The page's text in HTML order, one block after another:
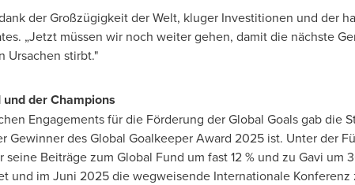
der Großzügigkeit der Welt, kluger Investitionen und der
„Jetzt müssen wir noch weiter gehen, damit die nächste
Ursachen stirbt."
der Champions
Engagements für die Förderung der Global Goals gab die
Gewinner des Global Goalkeeper Award 2025 ist. Unter der
Beiträge zum Global Fund um fast 12 % und zu Gavi um
und im Juni 2025 die wegweisende Internationale